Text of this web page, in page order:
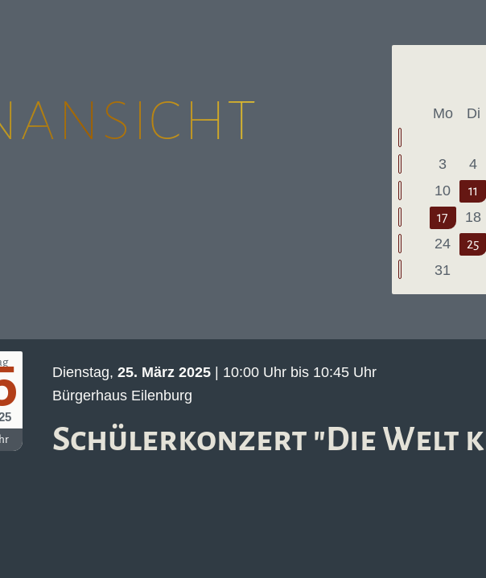
Mo Di
3
4
10 11
17
18
24 25
31
Dienstag, 25. März 2025| 10:00 Uhr bis 10:45 Uhr
Bürgerhaus Eilenburg
Schülerkonzert "Die Welt